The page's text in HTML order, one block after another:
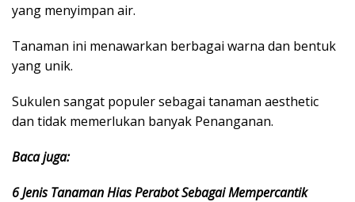
yang menyimpan air.
Tanaman ini menawarkan berbagai warna dan bentuk
yang unik.
Sukulen sangat populer sebagai tanaman aesthetic
dan tidak memerlukan banyak Penanganan.
Baca juga:
6 Jenis Tanaman Hias Perabot Sebagai Mempercantik